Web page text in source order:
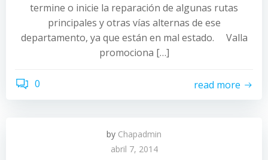
termine o inicie la reparación de algunas rutas
principales y otras vías alternas de ese
departamento, ya que están en mal estado. Valla
promociona […]
0 read more
by Chapadmin
abril 7, 2014